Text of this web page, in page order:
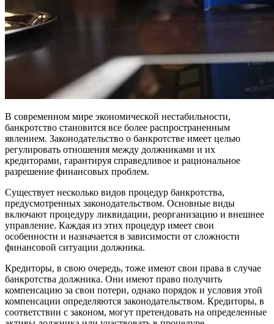
В современном мире экономической нестабильности,
банкротство становится все более распространенным
явлением. Законодательство о банкротстве имеет целью
регулировать отношения между должниками и их
кредиторами, гарантируя справедливое и рациональное
разрешение финансовых проблем.
Существует несколько видов процедур банкротства,
предусмотренных законодательством. Основные виды
включают процедуру ликвидации, реорганизацию и внешнее
управление. Каждая из этих процедур имеет свои
особенности и назначается в зависимости от сложности
финансовой ситуации должника.
Кредиторы, в свою очередь, тоже имеют свои права в случае
банкротства должника. Они имеют право получить
компенсацию за свои потери, однако порядок и условия этой
компенсации определяются законодательством. Кредиторы, в
соответствии с законом, могут претендовать на определенные